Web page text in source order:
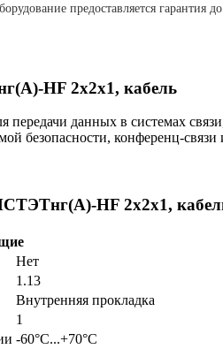
предоставляется гарантия
HF 2x2x1, кабель
передачи данных в системах
безопасности, конференц-
HF 2x2x1,
Нет
1.13
Внутренняя прокладка
1
-60°С...+70°С